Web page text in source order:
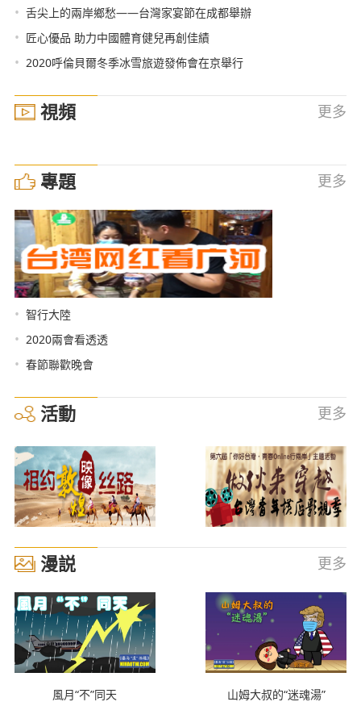
• 舌尖上的兩岸鄉愁——台灣家宴節在成都舉辦
• 匠心優品 助力中國體育健兒再創佳績
• 2020呼倫貝爾冬季冰雪旅遊發佈會在京舉行
視頻 更多
專題 更多
• 智行大陸
• 2020兩會看透透
• 春節聯歡晚會
活動 更多
漫説 更多
風月“不”同天 山姆大叔的“迷魂湯”